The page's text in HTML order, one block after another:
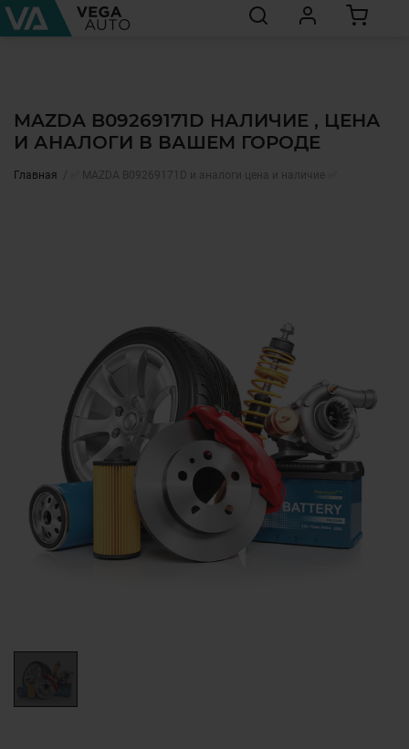
MAZDA B09269171D НАЛИЧИЕ , ЦЕНА
И АНАЛОГИ В ВАШЕМ ГОРОДЕ
Главная ✅ MAZDA B09269171D и аналоги цена и наличие ✅